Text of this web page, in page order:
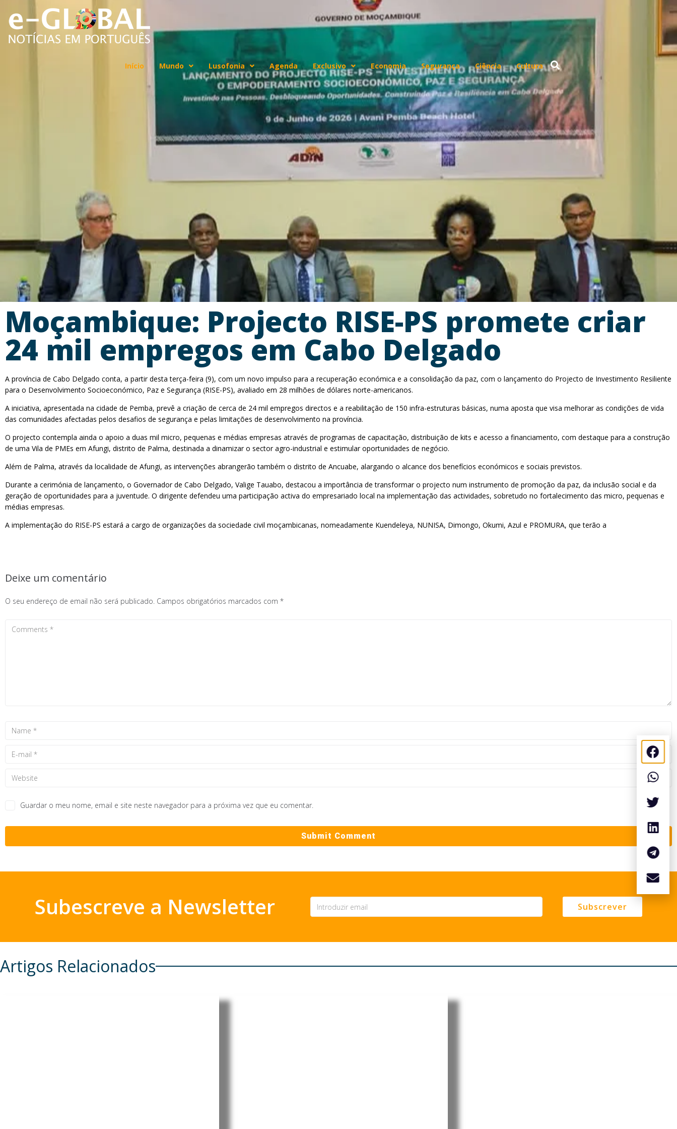
Início Mundo Lusofonia Agenda Exclusivo Economia Segurança Ciência Cultura
Moçambique: Projecto RISE-PS promete criar
24 mil empregos em Cabo Delgado
A província de Cabo Delgado conta, a partir desta terça-feira (9), com um novo impulso para a recuperação económica e a consolidação da paz, com o lançamento do Projecto de Investimento Resiliente
para o Desenvolvimento Socioeconómico, Paz e Segurança (RISE-PS), avaliado em 28 milhões de dólares norte-americanos.
A iniciativa, apresentada na cidade de Pemba, prevê a criação de cerca de 24 mil empregos directos e a reabilitação de 150 infra-estruturas básicas, numa aposta que visa melhorar as condições de vida
das comunidades afectadas pelos desafios de segurança e pelas limitações de desenvolvimento na província.
O projecto contempla ainda o apoio a duas mil micro, pequenas e médias empresas através de programas de capacitação, distribuição de kits e acesso a financiamento, com destaque para a construção
de uma Vila de PMEs em Afungi, distrito de Palma, destinada a dinamizar o sector agro-industrial e estimular oportunidades de negócio.
Além de Palma, através da localidade de Afungi, as intervenções abrangerão também o distrito de Ancuabe, alargando o alcance dos benefícios económicos e sociais previstos.
Durante a cerimónia de lançamento, o Governador de Cabo Delgado, Valige Tauabo, destacou a importância de transformar o projecto num instrumento de promoção da paz, da inclusão social e da
geração de oportunidades para a juventude. O dirigente defendeu uma participação activa do empresariado local na implementação das actividades, sobretudo no fortalecimento das micro, pequenas e
médias empresas.
A implementação do RISE-PS estará a cargo de organizações da sociedade civil moçambicanas, nomeadamente Kuendeleya, NUNISA, Dimongo, Okumi, Azul e PROMURA, que terão a
Deixe um comentário
O seu endereço de email não será publicado. Campos obrigatórios marcados com *
Guardar o meu nome, email e site neste navegador para a próxima vez que eu comentar.
Subescreve a Newsletter Subscrever
Artigos Relacionados